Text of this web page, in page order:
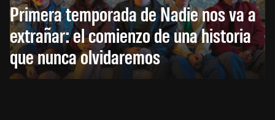
Primera temporada de Nadie nos va a
extrañar: el comienzo de una historia
que nunca olvidaremos